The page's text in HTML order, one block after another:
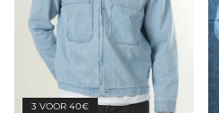
3 VOOR 40€